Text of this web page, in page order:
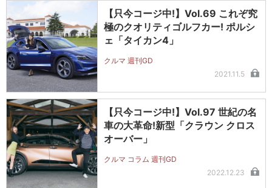
【只今コージ中!】Vol.69 これぞ究
極のクオリティゴルフカー! ポルシ
ェ「タイカン4」
クルマ 週刊GD
2021.11.5
【只今コージ中!】Vol.97 世紀の名
車の大革命!新型「クラウン クロス
オーバー」
クルマ コラム 週刊GD
2022.12.23